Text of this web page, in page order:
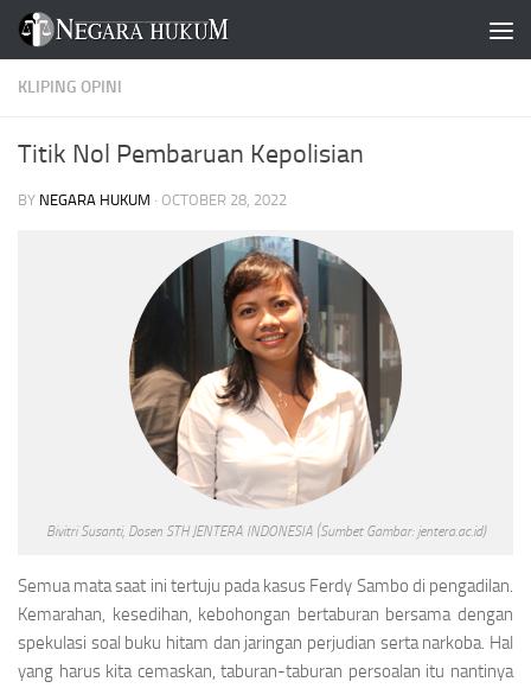
Skip to content
KLIPING OPINI
Titik Nol Pembaruan Kepolisian
BY NEGARA HUKUM · OCTOBER 28, 2022
Bivitri Susanti, Dosen STH JENTERA INDONESIA (Sumbet Gambar: jentera.ac.id)
Semua mata saat ini tertuju pada kasus Ferdy Sambo di pengadilan.
Kemarahan, kesedihan, kebohongan bertaburan bersama dengan
spekulasi soal buku hitam dan jaringan perjudian serta narkoba. Hal
yang harus kita cemaskan, taburan-taburan persoalan itu nantinya